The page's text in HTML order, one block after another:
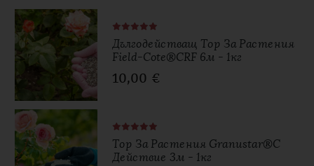
Дългодействащ Тор За Растения
Field-Cote®CRF 6м - 1кг
10,00 €
Тор За Растения Granustar®с
Действие 3м - 1кг